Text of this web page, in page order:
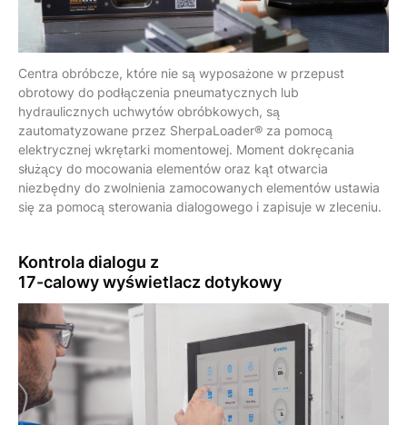
Centra obróbcze, które nie są wyposażone w przepust
obrotowy do podłączenia pneumatycznych lub
hydraulicznych uchwytów obróbkowych, są
zautomatyzowane przez SherpaLoader® za pomocą
elektrycznej wkrętarki momentowej. Moment dokręcania
służący do mocowania elementów oraz kąt otwarcia
niezbędny do zwolnienia zamocowanych elementów ustawia
się za pomocą sterowania dialogowego i zapisuje w zleceniu.
Kontrola dialogu z
17-calowywyświetlacz dotykowy